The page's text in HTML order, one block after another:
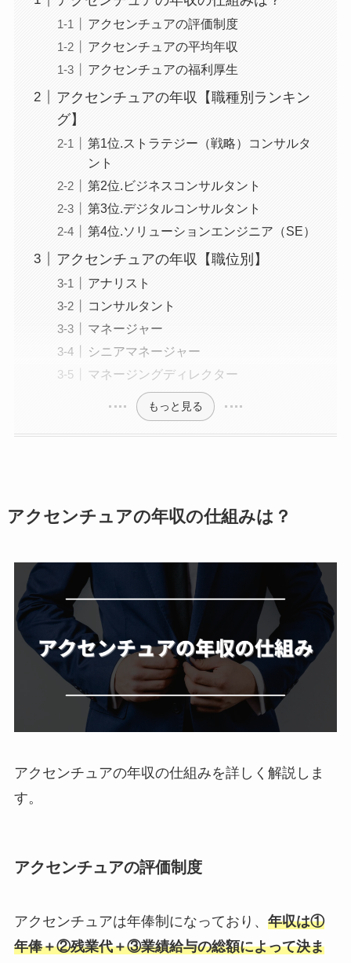
アクセンチュアの評価制度
アクセンチュアの平均年収
アクセンチュアの福利厚生
アクセンチュアの年収【職種別ランキン
グ】
第1位.ストラテジー（戦略）コンサルタ
ント
第2位.ビジネスコンサルタント
第3位.デジタルコンサルタント
第4位.ソリューションエンジニア（SE）
アクセンチュアの年収【職位別】
アナリスト
コンサルタント
マネージャー
シニアマネージャー
マネージングディレクター
もっと見る
アクセンチュアの年収の仕組みは？
アクセンチュアの年収の仕組みを詳しく解説しま
す。
アクセンチュアの評価制度
アクセンチュアは年俸制になっており、 年収は①
年俸＋②残業代＋③業績給与の総額によって決ま